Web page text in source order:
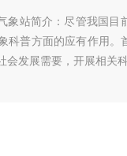
象站简介：尽管我国目
科普方面的应有作用
会发展需要，开展相关